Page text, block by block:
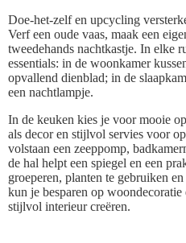
Doe-het-zelf en upcycling
Verf een oude vaas, maak een
tweedehands nachtkastje. In elke
essentials: in de woonkamer
opvallend dienblad; in de
een nachtlampje.
In de keuken kies je voor mooie
als decor en stijlvol servies voor
volstaan een zeeppomp,
de hal helpt een spiegel en een
groeperen, planten te gebruiken
kun je besparen op woondecoratie
stijlvol interieur creëren.